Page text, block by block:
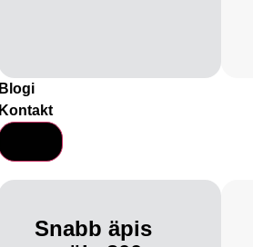
Blogi
Kontakt
Snabb äpis